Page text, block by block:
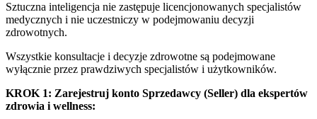
Sztuczna inteligencja nie zastępuje licencjonowanych specjalistów
medycznych i nie uczestniczy w podejmowaniu decyzji
zdrowotnych.
Wszystkie konsultacje i decyzje zdrowotne są podejmowane
wyłącznie przez prawdziwych specjalistów i użytkowników.
KROK 1: Zarejestruj konto Sprzedawcy (Seller) dla ekspertów
zdrowia i wellness: